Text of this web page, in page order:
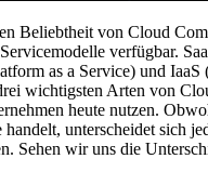
Beliebtheit von Cloud
verfügbar.
as a Service) und IaaS
wichtigsten Arten von
heute nutzen.
unterscheidet sich
Sehen wir uns die